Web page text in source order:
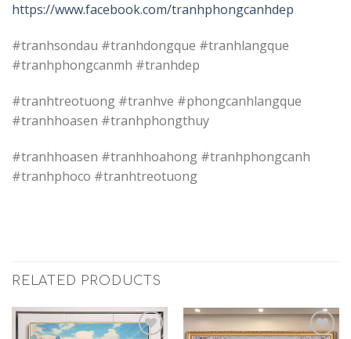
https://www.facebook.com/tranhphongcanhdep
#tranhsondau #tranhdongque #tranhlangque
#tranhphongcanmh #tranhdep
#tranhtreotuong #tranhve #phongcanhlangque
#tranhhoasen #tranhphongthuy
#tranhhoasen #tranhhoahong #tranhphongcanh
#tranhphoco #tranhtreotuong
RELATED PRODUCTS